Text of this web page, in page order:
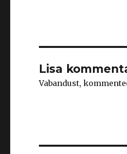
Lisa
Vabandust,